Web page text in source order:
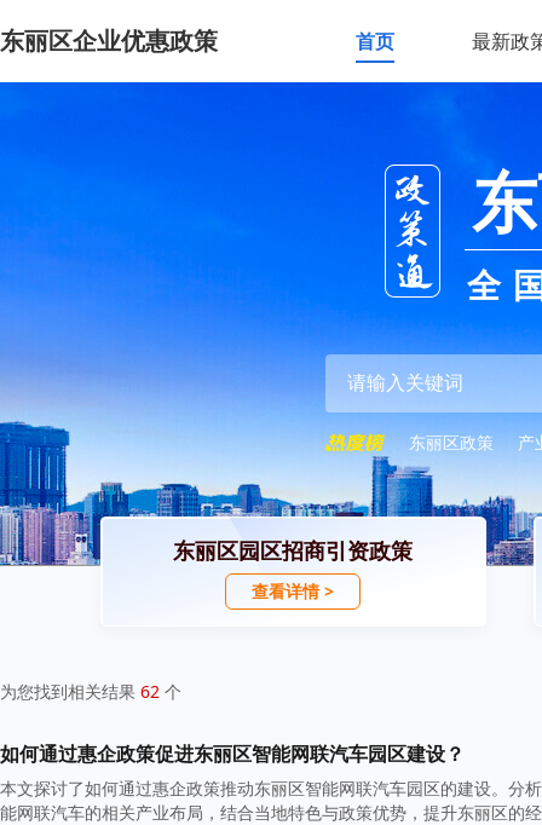
东丽区企业优惠政策 首页 最新政
全
东丽区政策 产
东丽区园区招商引资政策
查看详情 >
为您找到相关结果 62 个
如何通过惠企政策促进东丽区智能网联汽车园区建设？
本文探讨了如何通过惠企政策推动东丽区智能网联汽车园区的建设。分
能网联汽车的相关产业布局，结合当地特色与政策优势，提升东丽区的